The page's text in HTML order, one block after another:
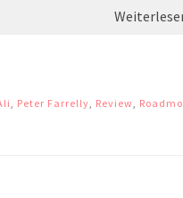
, Peter Farrelly, Review,